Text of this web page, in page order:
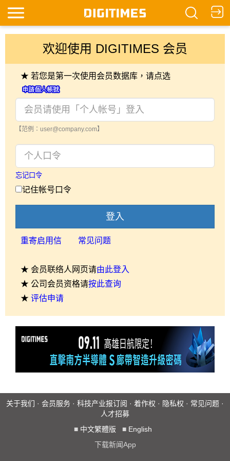
欢迎使用 DIGITIMES 会员
★ 若您是第一次使用会员数据库，请点选
【范例：user@company.com】
忘记口令
记住帐号口令
登入
重寄启用信 常见问题
★ 会员联络人网页请由此登入
★ 公司会员资格请按此查询
★ 评估申请
关于我们 · 会员服务 · 科技产业报订阅 · 着作权 · 隐私权 · 常见问题 ·
人才招募
■ 中文繁體版 ■ English
下载新闻App